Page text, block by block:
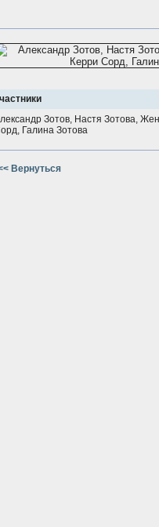
Зотов, Настя Зотова,
Галина Зотова
Вернуться